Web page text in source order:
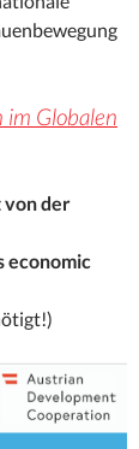
im Globalen
von der
economic